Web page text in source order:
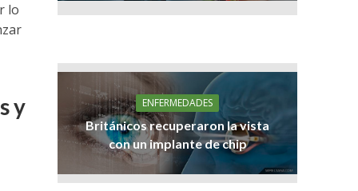
lo
y ENFERMEDADES
Británicos recuperaron la vista
con un implante de chip